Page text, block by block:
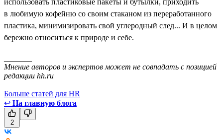
в любимую кофейню со своим стаканом из переработанного
пластика, минимизировать свой углеродный след... И в целом
бережно относиться к природе и себе.
Мнение авторов и экспертов может не совпадать с позицией
редакции hh.ru
Больше статей для HR
↩ На главную блога
2